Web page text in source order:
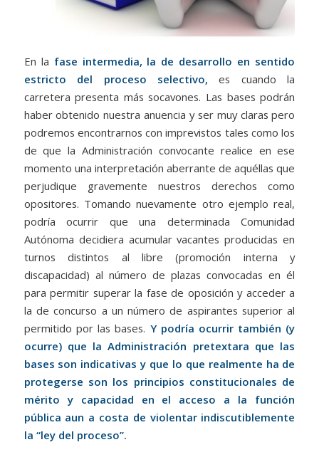
En la fase intermedia, la de desarrollo en sentido
estricto del proceso selectivo,es cuando la
carretera presenta más socavones. Las bases podrán
haber obtenido nuestra anuencia y ser muy claras pero
podremos encontrarnos con imprevistos tales como los
de que la Administración convocante realice en ese
momento una interpretación aberrante de aquéllas que
perjudique gravemente nuestros derechos como
opositores. Tomando nuevamente otro ejemplo real,
podría ocurrir que una determinada Comunidad
Autónoma decidiera acumular vacantes producidas en
turnos distintos al libre (promoción interna y
discapacidad) al número de plazas convocadas en él
para permitir superar la fase de oposición y acceder a
la de concurso a un número de aspirantes superior al
permitido por las bases. Y podría ocurrir también (y
ocurre) que la Administración pretextara que las
bases son indicativas y que lo que realmente ha de
protegerse son los principios constitucionales de
mérito y capacidad en el acceso a la función
pública aun a costa de violentar indiscutiblemente
la “ley del proceso”.